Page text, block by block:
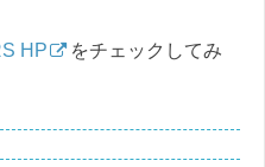
HP
をチェックしてみ